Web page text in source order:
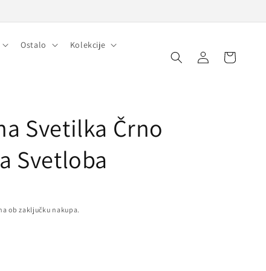
Ostalo Kolekcije
Prijava Košarica
Svetilka Črno
Svetloba
ob zaključku nakupa.